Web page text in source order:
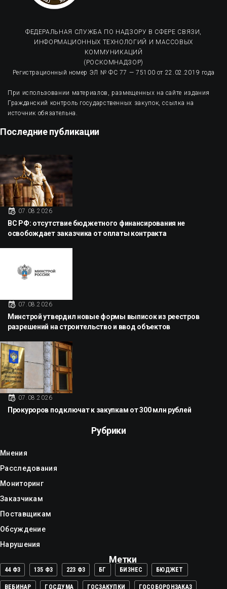
ФЕДЕРАЛЬНАЯ СЛУЖБА ПО НАДЗОРУ В СФЕРЕ СВЯЗИ,
ИНФОРМАЦИОННЫХ ТЕХНОЛОГИЙ И МАССОВЫХ
КОММУНИКАЦИЙ
(РОСКОМНАДЗОР)
Регистрационный номер ЭЛ № ФС 77 — 75100 от 22.02.2019 года
При использовании материалов, размещенных на сайте издания
Гражданский контроль государственных закупок, ссылка на
источник обязательна.
Последние публикации
07.08.2026
ВС РФ: отсутствие бюджетного финансирования не
освобождает заказчика от оплаты контракта
07.08.2026
Минстрой утвердил новые формы выписок из реестров
разрешений на строительство и ввод объектов
07.08.2026
Прокуроров подключат к закупкам от 300 млн рублей
Рубрики
Мнения
Расследования
Мониторинг
Заказчикам
Поставщикам
Обсуждение
Нарушения
Метки
44 ФЗ 135 ФЗ 223 ФЗ БГ БИЗНЕС БЮДЖЕТ
ВЕБИНАР ГОСДУМА ГОСЗАКУПКИ ГОСОБОРОНЗАКАЗ